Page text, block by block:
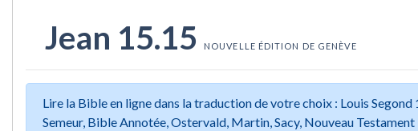
Jean 15.15 NOUVELLE ÉDITION DE GENÈVE
Lire la Bible en ligne dans la traduction de votre choix : Louis
Semeur, Bible Annotée, Ostervald, Martin, Sacy, Nouveau